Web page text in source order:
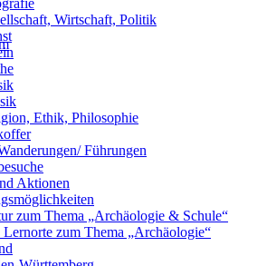
Wirtschaft, Politik
Ethik, Philosophie
Führungen
Aktionen
zum Thema „Archäologie & Schule“
zum Thema „Archäologie“